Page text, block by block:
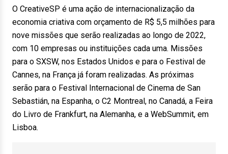
O CreativeSP é uma ação de internacionalização da
economia criativa com orçamento de R$ 5,5 milhões para
nove missões que serão realizadas ao longo de 2022,
com 10 empresas ou instituições cada uma. Missões
para o SXSW, nos Estados Unidos e para o Festival de
Cannes, na França já foram realizadas. As próximas
serão para o Festival Internacional de Cinema de San
Sebastián, na Espanha, o C2 Montreal, no Canadá, a Feira
do Livro de Frankfurt, na Alemanha, e a WebSummit, em
Lisboa.